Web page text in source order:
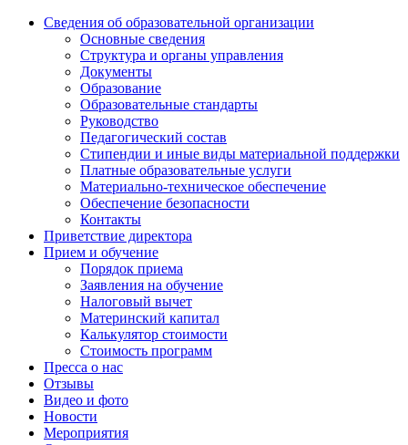
Сведения об образовательной организации
Основные сведения
Структура и органы управления
Документы
Образование
Образовательные стандарты
Руководство
Педагогический состав
Стипендии и иные виды материальной поддержки
Платные образовательные услуги
Материально-техническое обеспечение
Обеспечение безопасности
Контакты
Приветствие директора
Прием и обучение
Порядок приема
Заявления на обучение
Налоговый вычет
Материнский капитал
Калькулятор стоимости
Стоимость программ
Пресса о нас
Отзывы
Видео и фото
Новости
Мероприятия